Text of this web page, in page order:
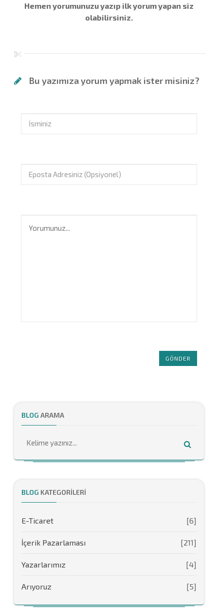
Hemen yorumunuzu yazıp ilk yorum yapan siz
olabilirsiniz.
Bu yazımıza yorum yapmak ister misiniz?
GÖNDER
BLOG ARAMA
BLOG KATEGORILERI
E-Ticaret [6]
İçerik Pazarlaması [211]
Yazarlarımız [4]
Arıyoruz [5]